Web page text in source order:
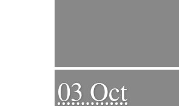
03 Oct